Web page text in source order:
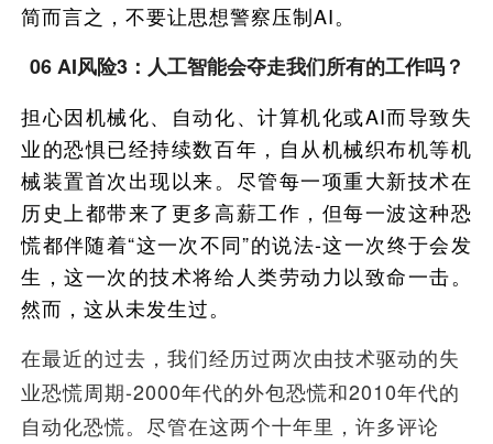
简而言之，不要让思想警察压制AI。
06 AI风险3：人工智能会夺走我们所有的工作吗？
担心因机械化、自动化、计算机化或AI而导致失
业的恐惧已经持续数百年，自从机械织布机等机
械装置首次出现以来。尽管每一项重大新技术在
历史上都带来了更多高薪工作，但每一波这种恐
慌都伴随着“这一次不同”的说法-这一次终于会发
生，这一次的技术将给人类劳动力以致命一击。
然而，这从未发生过。
在最近的过去，我们经历过两次由技术驱动的失
业恐慌周期-2000年代的外包恐慌和2010年代的
自动化恐慌。尽管在这两个十年里，许多评论